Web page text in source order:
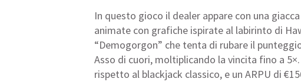
In questo gioco il dealer appare con una
animate con grafiche ispirate al labirinto di
“Demogorgon” che tenta di rubare il
Asso di cuori, moltiplicando la vincita fino a
rispetto al blackjack classico, e un ARPU di